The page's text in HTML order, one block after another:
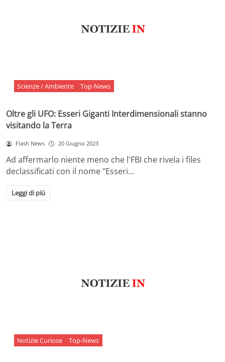
Scienze / Ambiente Top-News
Oltre gli UFO: Esseri Giganti Interdimensionali stanno
visitando la Terra
Flash News 20 Giugno 2023
Ad affermarlo niente meno che l'FBI che rivela i files
declassificati con il nome "Esseri…
Leggi di più
Notizie Curiose Top-News